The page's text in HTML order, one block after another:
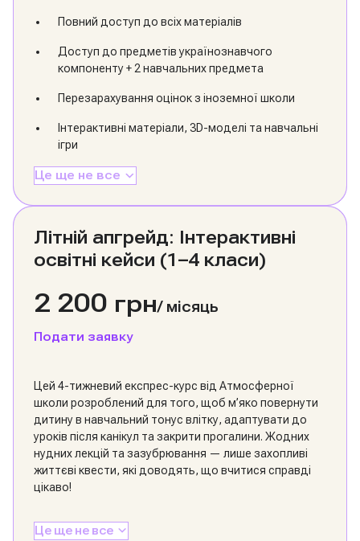
Повний доступ до всіх матеріалів
Доступ до предметів українознавчого
компоненту + 2 навчальних предмета
Перезарахування оцінок з іноземної школи
Інтерактивні матеріали, 3D-моделі та навчальні
ігри
Це ще не все
Літній апгрейд: Інтерактивні
освітні кейси (1–4 класи)
2 200 грн/ місяць
Подати заявку
Цей 4-тижневий експрес-курс від Атмосферної
школи розроблений для того, щоб м’яко повернути
дитину в навчальний тонус влітку, адаптувати до
уроків після канікул та закрити прогалини. Жодних
нудних лекцій та зазубрювання — лише захопливі
життєві квести, які доводять, що вчитися справді
цікаво!
Це ще не все